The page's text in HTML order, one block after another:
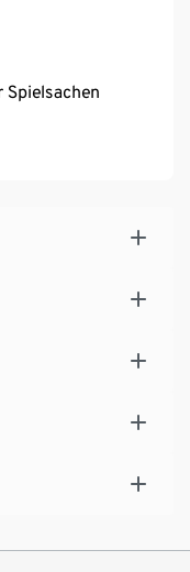
Spielsachen